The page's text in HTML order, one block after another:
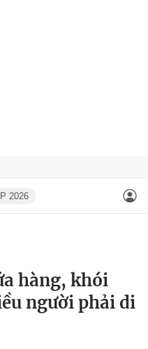
2026
hàng, khói
người phải di